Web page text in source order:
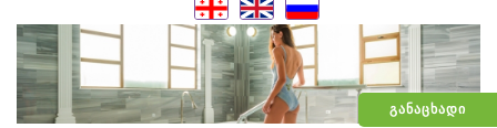
ᲒᲐᲜᲐᲪᲮᲐᲓᲘ
დარეკეთ 10:00 - 17:00
+995 555 63 29